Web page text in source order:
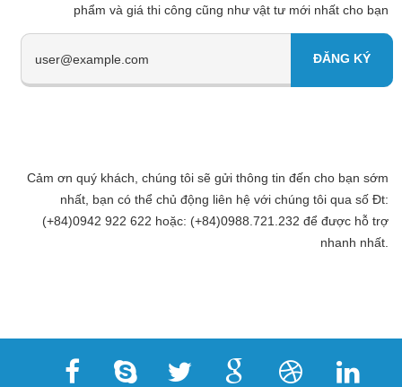
phẩm và giá thi công cũng như vật tư mới nhất cho bạn
Cảm ơn quý khách, chúng tôi sẽ gửi thông tin đến cho bạn sớm
nhất, bạn có thể chủ động liên hệ với chúng tôi qua số Đt:
(+84)0942 922 622 hoặc: (+84)0988.721.232 để được hỗ trợ
nhanh nhất.